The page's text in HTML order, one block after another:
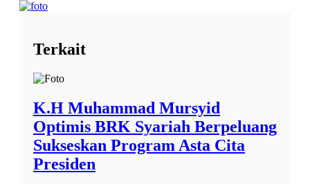
Terkait
K.H Muhammad Mursyid
Optimis BRK Syariah Berpeluang
Sukseskan Program Asta Cita
Presiden